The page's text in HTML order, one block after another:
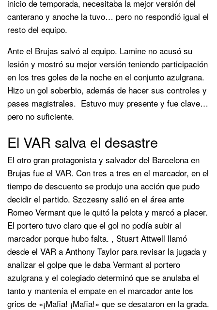
inicio de temporada, necesitaba la mejor versión del
canterano y anoche la tuvo… pero no respondió igual el
resto del equipo.
Ante el Brujas salvó al equipo. Lamine no acusó su
lesión y mostró su mejor versión teniendo participación
en los tres goles de la noche en el conjunto azulgrana.
Hizo un gol soberbio, además de hacer sus controles y
pases magistrales. Estuvo muy presente y fue clave…
pero no suficiente.
El VAR salva el desastre
El otro gran protagonista y salvador del Barcelona en
Brujas fue el VAR. Con tres a tres en el marcador, en el
tiempo de descuento se produjo una acción que pudo
decidir el partido. Szczesny salió en el área ante
Romeo Vermant que le quitó la pelota y marcó a placer.
El portero tuvo claro que el gol no podía subir al
marcador porque hubo falta. , Stuart Attwell llamó
desde el VAR a Anthony Taylor para revisar la jugada y
analizar el golpe que le daba Vermant al portero
azulgrana y el colegiado determinó que se anulaba el
tanto y mantenía el empate en el marcador ante los
grios de «¡Mafia! ¡Mafia!» que se desataron en la grada.